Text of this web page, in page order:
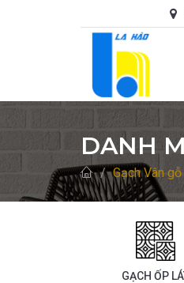
DANH
Gạch Vân gỗ
GẠCH ỐP